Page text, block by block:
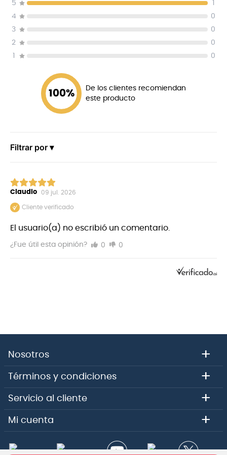
5
4
0
3
0
2
0
0
100%
De los clientes recomiendan
este producto
Filtrar por ▾
Claudio 09 jul. 2026
Cliente verificado
El usuario(a) no escribió un comentario.
¿Fue útil esta opinión? 0 0
Nosotros +
Términos y condiciones +
Servicio al cliente +
Mi cuenta +